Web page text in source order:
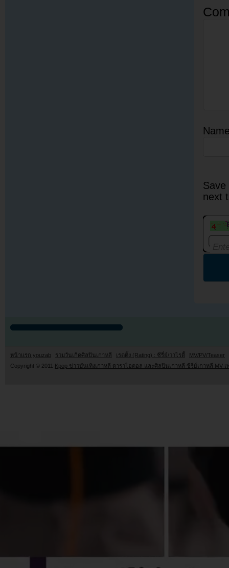
next
หน้าแรก youzab รวมวันเกิดศิลปินเกาหลี เรตติ้ง (Rating) : ซีรี่ย์/วาไรตี้
MV/PV/Teaser
Copyright © 2011 Kpop ข่าวบันเทิงเกาหลี ดาราไอดอล และศิลปินเกาหลี ซีรี่ย์เกาหลี MV